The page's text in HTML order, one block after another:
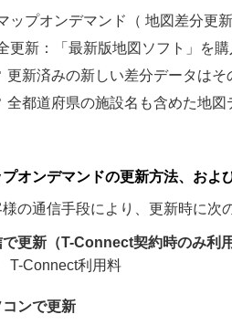
ップオンデマンド（ 地図差分更
更新：「最新版地図ソフト」を
更新済みの新しい差分データはそ
全都道府県の施設名も含めた地図
プオンデマンドの更新方法、およ
様の通信手段により、更新時に次
更新（T-Connect契約時のみ利用
T-Connect利用料
ンで更新